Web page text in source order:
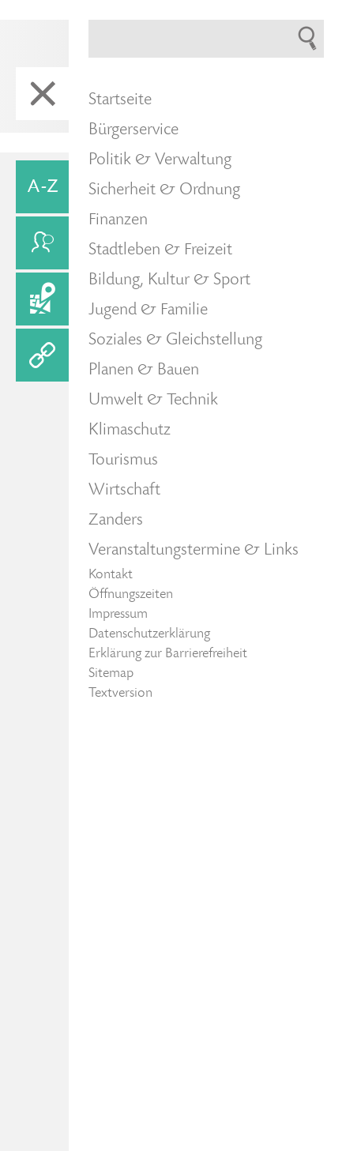
Startseite
Bürgerservice
Politik & Verwaltung
Sicherheit & Ordnung
Finanzen
Stadtleben & Freizeit
Bildung, Kultur & Sport
Jugend & Familie
Soziales & Gleichstellung
Planen & Bauen
Umwelt & Technik
Klimaschutz
Tourismus
Wirtschaft
Zanders
Veranstaltungstermine & Links
Kontakt
Öffnungszeiten
Impressum
Datenschutzerklärung
Erklärung zur Barrierefreiheit
Sitemap
Textversion